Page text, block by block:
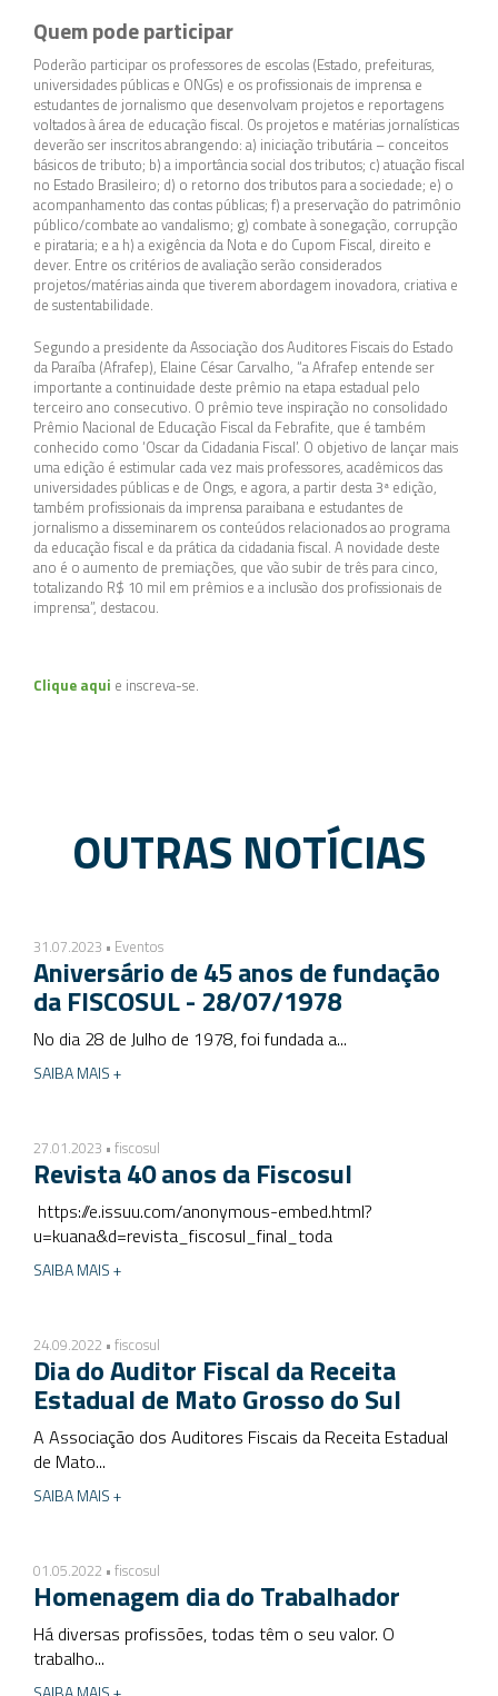
Quem pode participar
Poderão participar os professores de escolas (Estado, prefeituras,
universidades públicas e ONGs) e os profissionais de imprensa e
estudantes de jornalismo que desenvolvam projetos e reportagens
voltados à área de educação fiscal. Os projetos e matérias jornalísticas
deverão ser inscritos abrangendo: a) iniciação tributária – conceitos
básicos de tributo; b) a importância social dos tributos; c) atuação fiscal
no Estado Brasileiro; d) o retorno dos tributos para a sociedade; e) o
acompanhamento das contas públicas; f) a preservação do patrimônio
público/combate ao vandalismo; g) combate à sonegação, corrupção
e pirataria; e a h) a exigência da Nota e do Cupom Fiscal, direito e
dever. Entre os critérios de avaliação serão considerados
projetos/matérias ainda que tiverem abordagem inovadora, criativa e
de sustentabilidade.
Segundo a presidente da Associação dos Auditores Fiscais do Estado
da Paraíba (Afrafep), Elaine César Carvalho, “a Afrafep entende ser
importante a continuidade deste prêmio na etapa estadual pelo
terceiro ano consecutivo. O prêmio teve inspiração no consolidado
Prêmio Nacional de Educação Fiscal da Febrafite, que é também
conhecido como ‘Oscar da Cidadania Fiscal’. O objetivo de lançar mais
uma edição é estimular cada vez mais professores, acadêmicos das
universidades públicas e de Ongs, e agora, a partir desta 3ª edição,
também profissionais da imprensa paraibana e estudantes de
jornalismo a disseminarem os conteúdos relacionados ao programa
da educação fiscal e da prática da cidadania fiscal. A novidade deste
ano é o aumento de premiações, que vão subir de três para cinco,
totalizando R$ 10 mil em prêmios e a inclusão dos profissionais de
imprensa”, destacou.
Clique aqui e inscreva-se.
OUTRAS NOTÍCIAS
31.07.2023 • Eventos
Aniversário de 45 anos de fundação
da FISCOSUL - 28/07/1978
No dia 28 de Julho de 1978, foi fundada a...
SAIBA MAIS +
27.01.2023 • fiscosul
Revista 40 anos da Fiscosul
https://e.issuu.com/anonymous-embed.html?
u=kuana&d=revista_fiscosul_final_toda
SAIBA MAIS +
24.09.2022 • fiscosul
Dia do Auditor Fiscal da Receita
Estadual de Mato Grosso do Sul
A Associação dos Auditores Fiscais da Receita Estadual
de Mato...
SAIBA MAIS +
01.05.2022 • fiscosul
Homenagem dia do Trabalhador
Há diversas profissões, todas têm o seu valor. O
trabalho...